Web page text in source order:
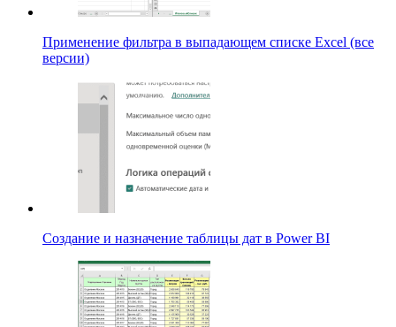
Применение фильтра в выпадающем списке Excel (все
версии)
Создание и назначение таблицы дат в Power BI